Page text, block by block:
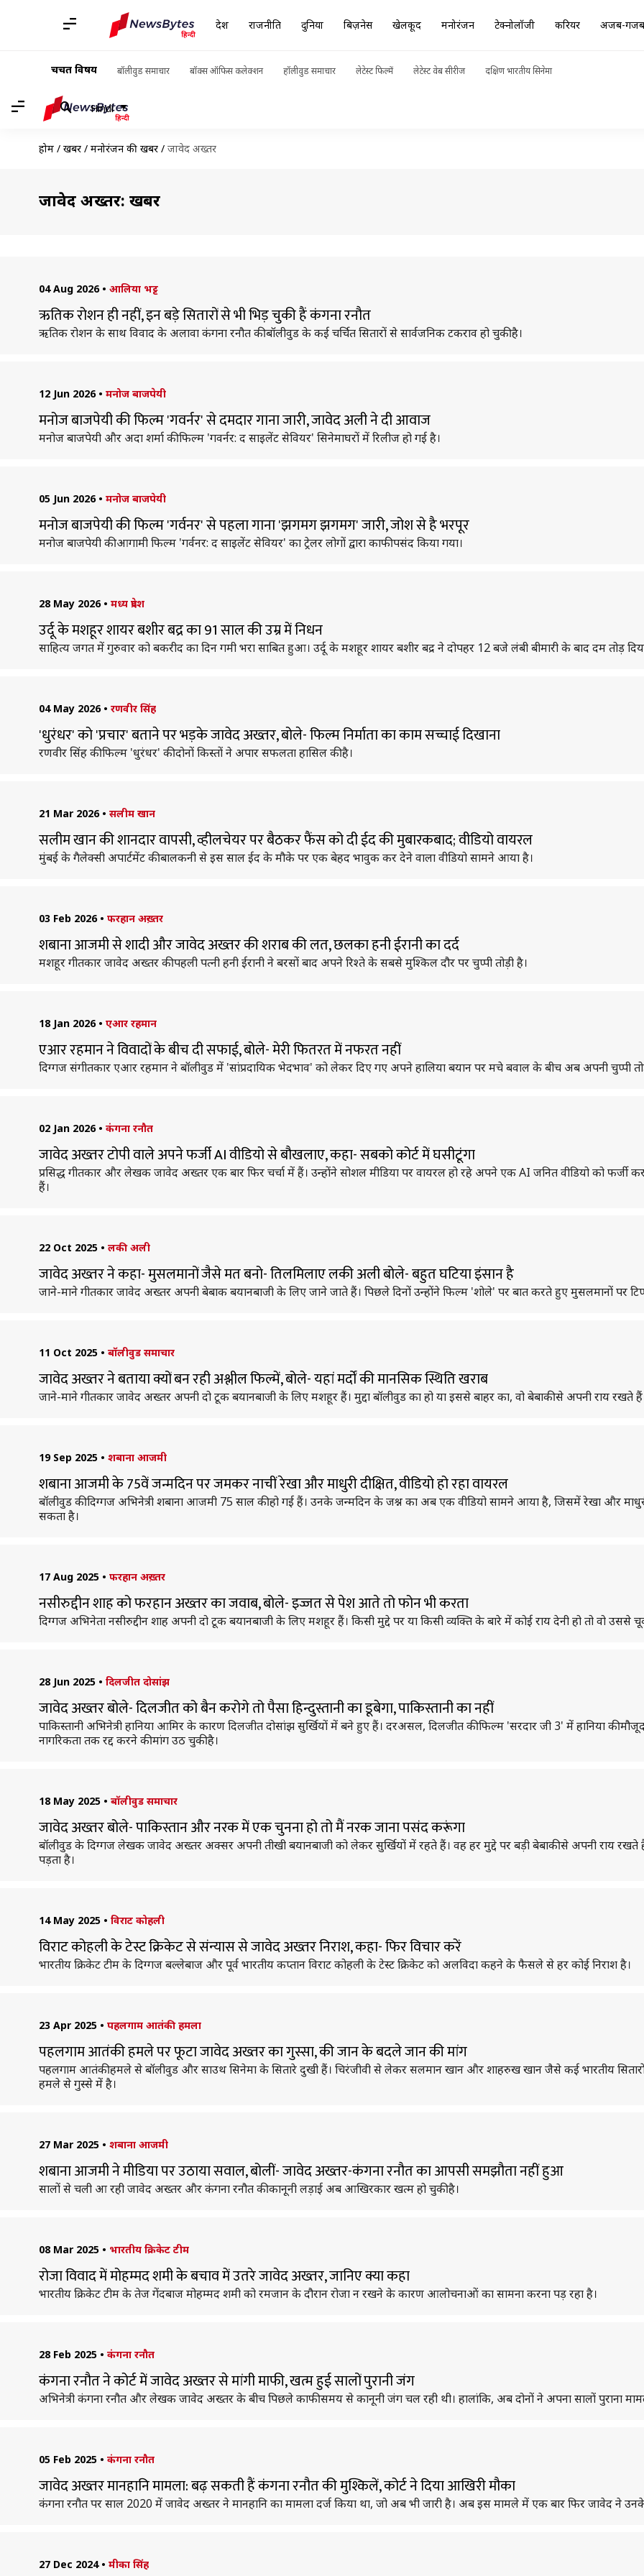
देश राजनीति दुनिया बिज़नेस खेलकूद मनोरंजन टेक्नोलॉजी करियर अजब-गजब
चर्चित विषय बॉलीवुड समाचार बॉक्स ऑफिस कलेक्शन हॉलीवुड समाचार लेटेस्ट फिल्में लेटेस्ट वेब सीरीज दक्षिण भारतीय सिनेमा
Hindi
होम / खबरें / मनोरंजन की खबरें / जावेद अख्तर
जावेद अख्तर: खबरें
04 Aug 2026 • आलिया भट्ट
ऋतिक रोशन ही नहीं, इन बड़े सितारों से भी भिड़ चुकी हैं कंगना रनौत
ऋतिक रोशन के साथ विवाद के अलावा कंगना रनौत की बॉलीवुड के कई चर्चित सितारों से सार्वजनिक टकराव हो चुकी है।
12 Jun 2026 • मनोज बाजपेयी
मनोज बाजपेयी की फिल्म 'गवर्नर' से दमदार गाना जारी, जावेद अली ने दी आवाज
मनोज बाजपेयी और अदा शर्मा की फिल्म 'गवर्नर: द साइलेंट सेवियर' सिनेमाघरों में रिलीज हो गई है।
05 Jun 2026 • मनोज बाजपेयी
मनोज बाजपेयी की फिल्म 'गर्वनर' से पहला गाना 'झगमग झगमग' जारी, जोश से है भरपूर
मनोज बाजपेयी की आगामी फिल्म 'गर्वनर: द साइलेंट सेवियर' का ट्रेलर लोगों द्वारा काफी पसंद किया गया।
28 May 2026 • मध्य प्रदेश
उर्दू के मशहूर शायर बशीर बद्र का 91 साल की उम्र में निधन
साहित्य जगत में गुरुवार को बकरीद का दिन गमी भरा साबित हुआ। उर्दू के मशहूर शायर बशीर बद्र ने दोपहर 12 बजे लंबी बीमारी के बाद दम तोड़
04 May 2026 • रणवीर सिंह
'धुरंधर' को 'प्रचार' बताने पर भड़के जावेद अख्तर, बोले- फिल्म निर्माता का काम सच्चाई दिखाना
रणवीर सिंह की फिल्म 'धुरंधर' की दोनों किस्तों ने अपार सफलता हासिल की है।
21 Mar 2026 • सलीम खान
सलीम खान की शानदार वापसी, व्हीलचेयर पर बैठकर फैंस को दी ईद की मुबारकबाद; वीडियो वायरल
मुंबई के गैलेक्सी अपार्टमेंट की बालकनी से इस साल ईद के मौके पर एक बेहद भावुक कर देने वाला वीडियो सामने आया है।
03 Feb 2026 • फरहान अख़्तर
शबाना आजमी से शादी और जावेद अख्तर की शराब की लत, छलका हनी ईरानी का दर्द
मशहूर गीतकार जावेद अख्तर की पहली पत्नी हनी ईरानी ने बरसों बाद अपने रिश्ते के सबसे मुश्किल दौर पर चुप्पी तोड़ी है।
18 Jan 2026 • एआर रहमान
एआर रहमान ने विवादों के बीच दी सफाई, बोले- मेरी फितरत में नफरत नहीं
दिग्गज संगीतकार एआर रहमान ने बॉलीवुड में 'सांप्रदायिक भेदभाव' को लेकर दिए गए अपने हालिया बयान पर मचे बवाल के बीच अब अपनी चुप्पी
02 Jan 2026 • कंगना रनौत
जावेद अख्तर टोपी वाले अपने फर्जी AI वीडियो से बौखलाए, कहा- सबको कोर्ट में घसीटूंगा
प्रसिद्ध गीतकार और लेखक जावेद अख्तर एक बार फिर चर्चा में हैं। उन्होंने सोशल मीडिया पर वायरल हो रहे अपने एक AI जनित वीडियो को फर्जी
हैं।
22 Oct 2025 • लकी अली
जावेद अख्तर ने कहा- मुसलमानों जैसे मत बनो- तिलमिलाए लकी अली बोले- बहुत घटिया इंसान है
जाने-माने गीतकार जावेद अख्तर अपनी बेबाक बयानबाजी के लिए जाने जाते हैं। पिछले दिनों उन्होंने फिल्म 'शोले' पर बात करते हुए मुसलमानों पर
11 Oct 2025 • बॉलीवुड समाचार
जावेद अख्तर ने बताया क्यों बन रही अश्लील फिल्में, बोले- यहां मर्दाें की मानसिक स्थिति खराब
जाने-माने गीतकार जावेद अख्तर अपनी दो टूक बयानबाजी के लिए मशहूर हैं। मुद्दा बॉलीवुड का हो या इससे बाहर का, वो बेबाकी से अपनी राय रखते
19 Sep 2025 • शबाना आजमी
शबाना आजमी के 75वें जन्मदिन पर जमकर नाचीं रेखा और माधुरी दीक्षित, वीडियो हो रहा वायरल
बॉलीवुड की दिग्गज अभिनेत्री शबाना आजमी 75 साल की हो गई हैं। उनके जन्मदिन के जश्न का अब एक वीडियो सामने आया है, जिसमें रेखा और
सकता है।
17 Aug 2025 • फरहान अख़्तर
नसीरुद्दीन शाह को फरहान अख्तर का जवाब, बोले- इज्जत से पेश आते तो फोन भी करता
दिग्गज अभिनेता नसीरुद्दीन शाह अपनी दो टूक बयानबाजी के लिए मशहूर हैं। किसी मुद्दे पर या किसी व्यक्ति के बारे में कोई राय देनी हो तो वो उससे
28 Jun 2025 • दिलजीत दोसांझ
जावेद अख्तर बोले- दिलजीत को बैन करोगे तो पैसा हिन्दुस्तानी का डूबेगा, पाकिस्तानी का नहीं
पाकिस्तानी अभिनेत्री हानिया आमिर के कारण दिलजीत दोसांझ सुर्खियों में बने हुए हैं। दरअसल, दिलजीत की फिल्म 'सरदार जी 3' में हानिया की
नागरिकता तक रद्द करने की मांग उठ चुकी है।
18 May 2025 • बॉलीवुड समाचार
जावेद अख्तर बोले- पाकिस्तान और नरक में एक चुनना हो तो मैं नरक जाना पसंद करूंगा
बॉलीवुड के दिग्गज लेखक जावेद अख्तर अक्सर अपनी तीखी बयानबाजी को लेकर सुर्खियों में रहते हैं। वह हर मुद्दे पर बड़ी बेबाकी से अपनी राय रखते
पड़ता है।
14 May 2025 • विराट कोहली
विराट कोहली के टेस्ट क्रिकेट से संन्यास से जावेद अख्तर निराश, कहा- फिर विचार करें
भारतीय क्रिकेट टीम के दिग्गज बल्लेबाज और पूर्व भारतीय कप्तान विराट कोहली के टेस्ट क्रिकेट को अलविदा कहने के फैसले से हर कोई निराश है।
23 Apr 2025 • पहलगाम आतंकी हमला
पहलगाम आतंकी हमले पर फूटा जावेद अख्तर का गुस्सा, की जान के बदले जान की मांग
पहलगाम आतंकी हमले से बॉलीवुड और साउथ सिनेमा के सितारे दुखी हैं। चिरंजीवी से लेकर सलमान खान और शाहरुख खान जैसे कई भारतीय
हमले से गुस्से में है।
27 Mar 2025 • शबाना आजमी
शबाना आजमी ने मीडिया पर उठाया सवाल, बोलीं- जावेद अख्तर-कंगना रनौत का आपसी समझौता नहीं हुआ
सालों से चली आ रही जावेद अख्तर और कंगना रनौत की कानूनी लड़ाई अब आखिरकार खत्म हो चुकी है।
08 Mar 2025 • भारतीय क्रिकेट टीम
रोजा विवाद में मोहम्मद शमी के बचाव में उतरे जावेद अख्तर, जानिए क्या कहा
भारतीय क्रिकेट टीम के तेज गेंदबाज मोहम्मद शमी को रमजान के दौरान रोजा न रखने के कारण आलोचनाओं का सामना करना पड़ रहा है।
28 Feb 2025 • कंगना रनौत
कंगना रनौत ने कोर्ट में जावेद अख्तर से मांगी माफी, खत्म हुई सालों पुरानी जंग
अभिनेत्री कंगना रनौत और लेखक जावेद अख्तर के बीच पिछले काफी समय से कानूनी जंग चल रही थी। हालांकि, अब दोनों ने अपना सालों पुराना
05 Feb 2025 • कंगना रनौत
जावेद अख्तर मानहानि मामला: बढ़ सकती हैं कंगना रनौत की मुश्किलें, कोर्ट ने दिया आखिरी मौका
कंगना रनौत पर साल 2020 में जावेद अख्तर ने मानहानि का मामला दर्ज किया था, जो अब भी जारी है। अब इस मामले में एक बार फिर जावेद ने
27 Dec 2024 • मीका सिंह